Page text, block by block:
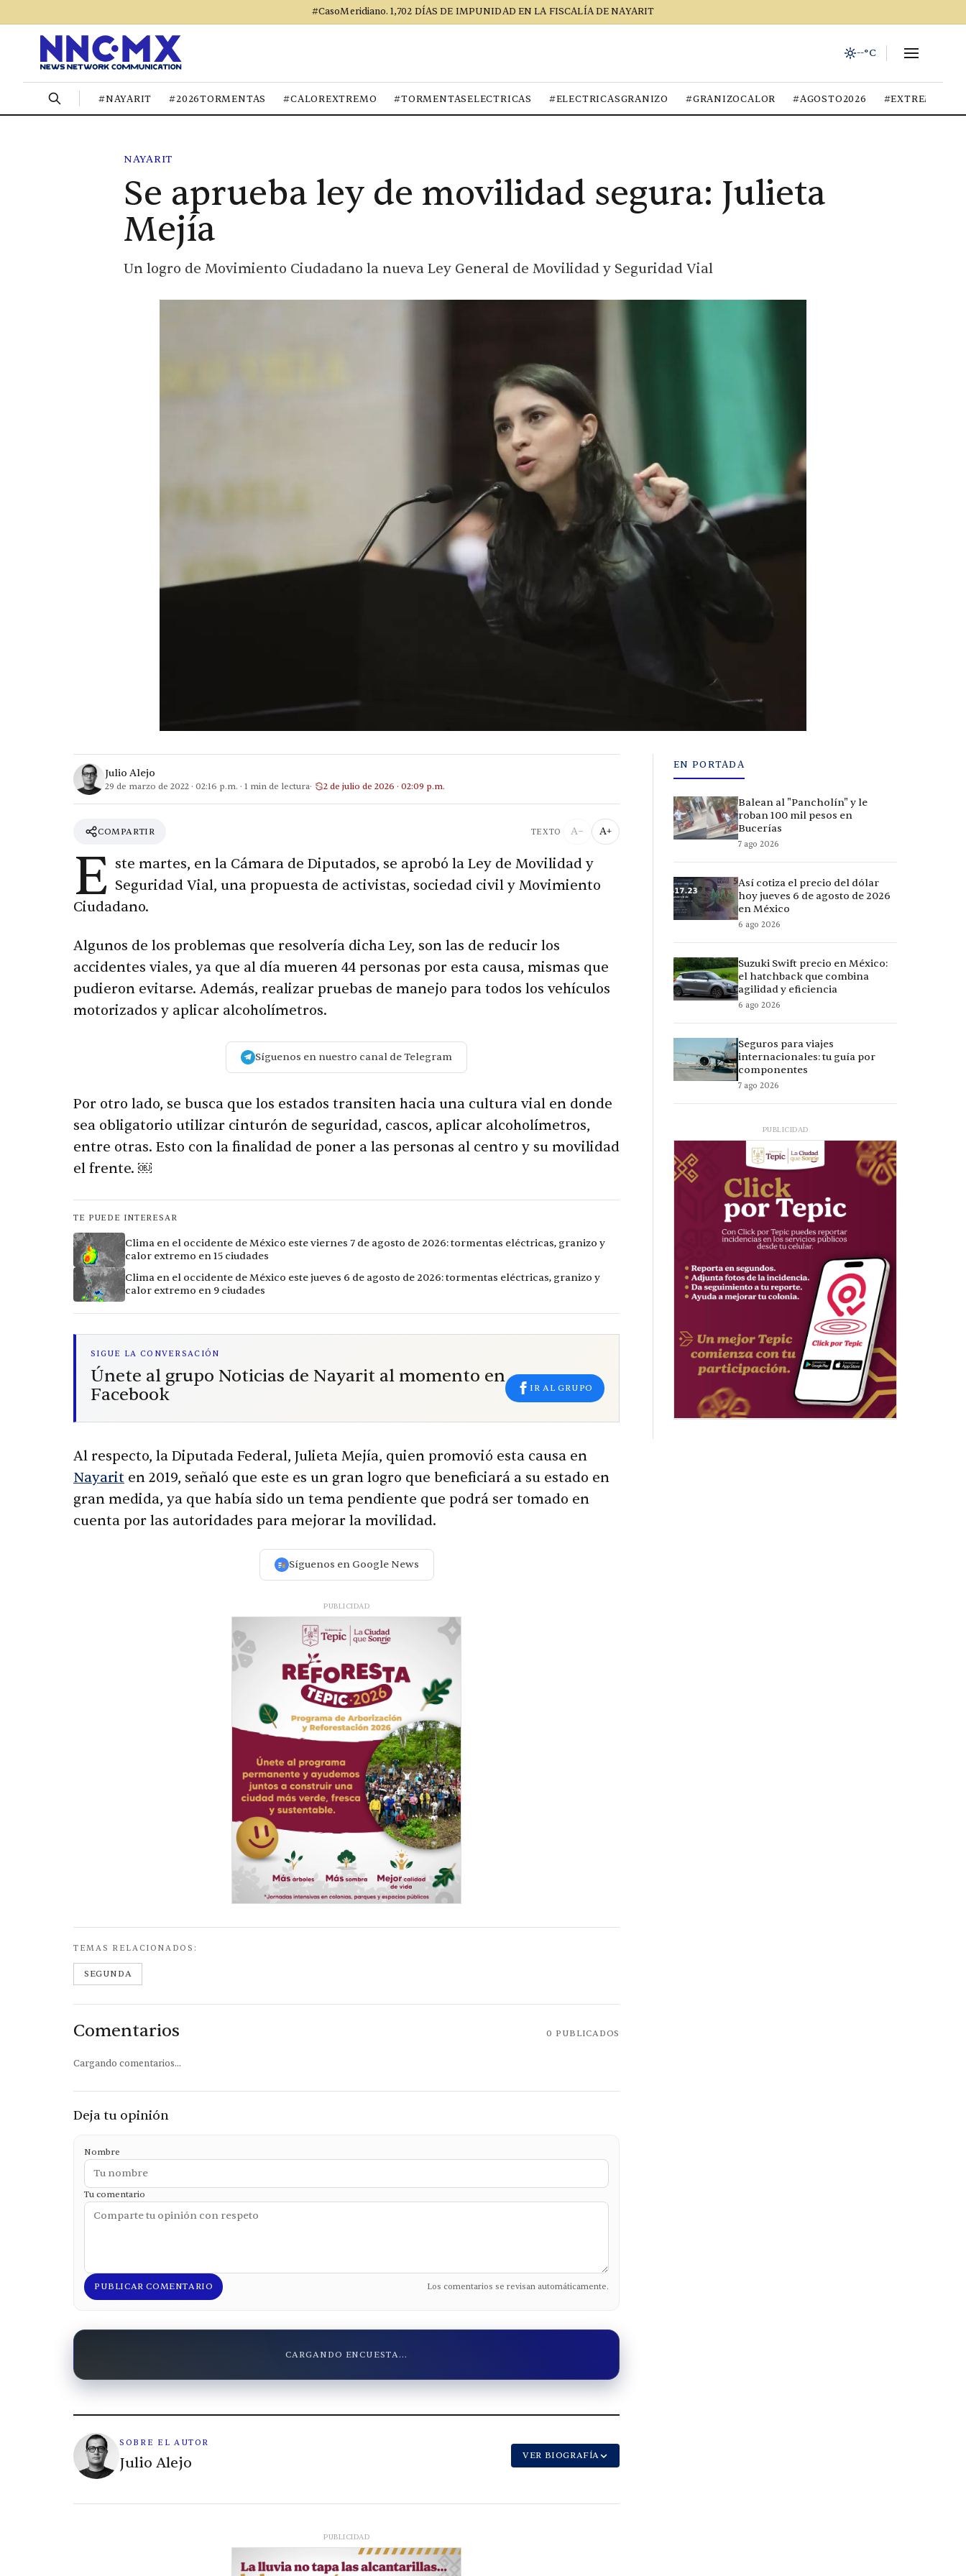
#CasoMeridiano. 1,702 DÍAS DE IMPUNIDAD EN LA FISCALÍA DE NAYARIT
--°C
#NAYARIT #2026TORMENTAS #CALOREXTREMO #TORMENTASELECTRICAS #ELECTRICASGRANIZO #GRANIZOCALOR #AGOSTO2026
NAYARIT
Se aprueba ley de movilidad segura: Julieta
Mejía
Un logro de Movimiento Ciudadano la nueva Ley General de Movilidad y Seguridad Vial
Julio Alejo
29 de marzo de 2022 · 02:16 p.m. · 1 min de lectura 2 de julio de 2026 · 02:09 p.m.
COMPARTIR TEXTO A− A+
E ste martes, en la Cámara de Diputados, se aprobó la Ley de Movilidad y
Seguridad Vial, una propuesta de activistas, sociedad civil y Movimiento
Ciudadano.
Algunos de los problemas que resolvería dicha Ley, son las de reducir los
accidentes viales, ya que al día mueren 44 personas por esta causa, mismas que
pudieron evitarse. Además, realizar pruebas de manejo para todos los vehículos
motorizados y aplicar alcoholímetros.
Síguenos en nuestro canal de Telegram
Por otro lado, se busca que los estados transiten hacia una cultura vial en donde
sea obligatorio utilizar cinturón de seguridad, cascos, aplicar alcoholímetros,
entre otras. Esto con la finalidad de poner a las personas al centro y su movilidad
el frente. ￼
TE PUEDE INTERESAR
Clima en el occidente de México este viernes 7 de agosto de 2026: tormentas eléctricas, granizo y
calor extremo en 15 ciudades
Clima en el occidente de México este jueves 6 de agosto de 2026: tormentas eléctricas, granizo y
calor extremo en 9 ciudades
SIGUE LA CONVERSACIÓN
Únete al grupo Noticias de Nayarit al momento en
Facebook
IR AL GRUPO
Al respecto, la Diputada Federal, Julieta Mejía, quien promovió esta causa en
Nayarit en 2019, señaló que este es un gran logro que beneficiará a su estado en
gran medida, ya que había sido un tema pendiente que podrá ser tomado en
cuenta por las autoridades para mejorar la movilidad.
Síguenos en Google News
PUBLICIDAD
TEMAS RELACIONADOS:
SEGUNDA
Comentarios 0 PUBLICADOS
Cargando comentarios...
Deja tu opinión
Nombre
Tu comentario
PUBLICAR COMENTARIO Los comentarios se revisan automáticamente.
CARGANDO ENCUESTA...
SOBRE EL AUTOR
Julio Alejo VER BIOGRAFÍA
PUBLICIDAD
EN PORTADA
Balean al "Pancholín" y le
roban 100 mil pesos en
Bucerías
7 ago 2026
Así cotiza el precio del dólar
hoy jueves 6 de agosto de 2026
en México
6 ago 2026
Suzuki Swift precio en México:
el hatchback que combina
agilidad y eficiencia
6 ago 2026
Seguros para viajes
internacionales: tu guía por
componentes
7 ago 2026
PUBLICIDAD